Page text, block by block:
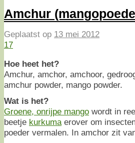
Amchur
Geplaatst op 13 mei 2012
17
Hoe heet het?
Amchur, amchor, amchoor,
amchur powder, mango powder.
Wat is het?
Groene, onrijpe mango wordt in
beetje kurkumaerover om
poeder vermalen. In amchor zit